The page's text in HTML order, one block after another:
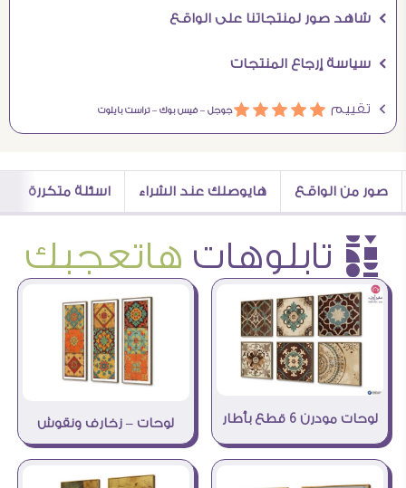
Ö شاهد صور لمنتجاتنا على الواقع
Ö سياسة إرجاع المنتجات
Ö تقييم áááááجوجل –فيس بوك –تراست بايلوت
صور من الواقع هايوصلك عند الشراء اسئلة متكررة
è تابلوهات هاتعجبك
لوحات مودرن 6 قطع بأطار لوحات – زخارف ونقوش